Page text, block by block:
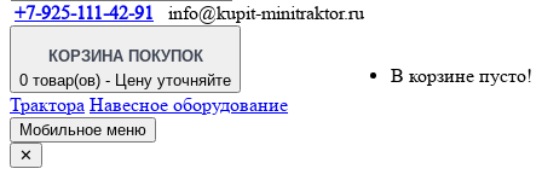
+7-925-111-42-91 info@kupit-minitraktor.ru
КОРЗИНА ПОКУПОК
0 товар(ов) - Цену уточняйте
В корзине пусто!
Трактора Навесное оборудование
Мобильное меню
✕